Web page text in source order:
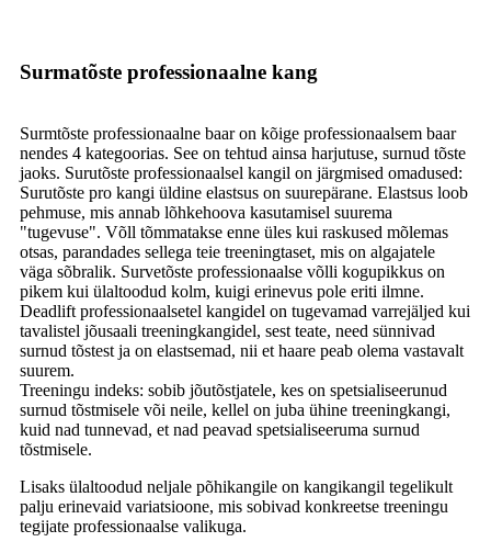
Surmatõste professionaalne kang
Surmtõste professionaalne baar on kõige professionaalsem baar
nendes 4 kategoorias. See on tehtud ainsa harjutuse, surnud tõste
jaoks. Surutõste professionaalsel kangil on järgmised omadused:
Surutõste pro kangi üldine elastsus on suurepärane. Elastsus loob
pehmuse, mis annab lõhkehoova kasutamisel suurema
"tugevuse". Võll tõmmatakse enne üles kui raskused mõlemas
otsas, parandades sellega teie treeningtaset, mis on algajatele
väga sõbralik. Survetõste professionaalse võlli kogupikkus on
pikem kui ülaltoodud kolm, kuigi erinevus pole eriti ilmne.
Deadlift professionaalsetel kangidel on tugevamad varrejäljed kui
tavalistel jõusaali treeningkangidel, sest teate, need sünnivad
surnud tõstest ja on elastsemad, nii et haare peab olema vastavalt
suurem.
Treeningu indeks: sobib jõutõstjatele, kes on spetsialiseerunud
surnud tõstmisele või neile, kellel on juba ühine treeningkangi,
kuid nad tunnevad, et nad peavad spetsialiseeruma surnud
tõstmisele.
Lisaks ülaltoodud neljale põhikangile on kangikangil tegelikult
palju erinevaid variatsioone, mis sobivad konkreetse treeningu
tegijate professionaalse valikuga.